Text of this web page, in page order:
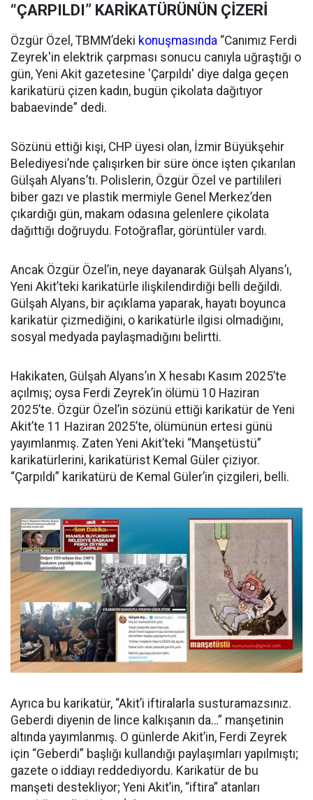
“ÇARPILDI” KARİKATÜRÜNÜN ÇİZERİ
Özgür Özel, TBMM’deki konuşmasında “Canımız Ferdi
Zeyrek'in elektrik çarpması sonucu canıyla uğraştığı o
gün, Yeni Akit gazetesine 'Çarpıldı' diye dalga geçen
karikatürü çizen kadın, bugün çikolata dağıtıyor
babaevinde” dedi.
Sözünü ettiği kişi, CHP üyesi olan, İzmir Büyükşehir
Belediyesi’nde çalışırken bir süre önce işten çıkarılan
Gülşah Alyans’tı. Polislerin, Özgür Özel ve partilileri
biber gazı ve plastik mermiyle Genel Merkez’den
çıkardığı gün, makam odasına gelenlere çikolata
dağıttığı doğruydu. Fotoğraflar, görüntüler vardı.
Ancak Özgür Özel’in, neye dayanarak Gülşah Alyans’ı,
Yeni Akit’teki karikatürle ilişkilendirdiği belli değildi.
Gülşah Alyans, bir açıklama yaparak, hayatı boyunca
karikatür çizmediğini, o karikatürle ilgisi olmadığını,
sosyal medyada paylaşmadığını belirtti.
Hakikaten, Gülşah Alyans’ın X hesabı Kasım 2025’te
açılmış; oysa Ferdi Zeyrek’in ölümü 10 Haziran
2025’te. Özgür Özel’in sözünü ettiği karikatür de Yeni
Akit’te 11 Haziran 2025’te, ölümünün ertesi günü
yayımlanmış. Zaten Yeni Akit’teki “Manşetüstü”
karikatürlerini, karikatürist Kemal Güler çiziyor.
“Çarpıldı” karikatürü de Kemal Güler’in çizgileri, belli.
Ayrıca bu karikatür, “Akit’i iftiralarla susturamazsınız.
Geberdi diyenin de lince kalkışanın da…” manşetinin
altında yayımlanmış. O günlerde Akit’in, Ferdi Zeyrek
için “Geberdi” başlığı kullandığı paylaşımları yapılmıştı;
gazete o iddiayı reddediyordu. Karikatür de bu
manşeti destekliyor; Yeni Akit’in, “iftira” atanları